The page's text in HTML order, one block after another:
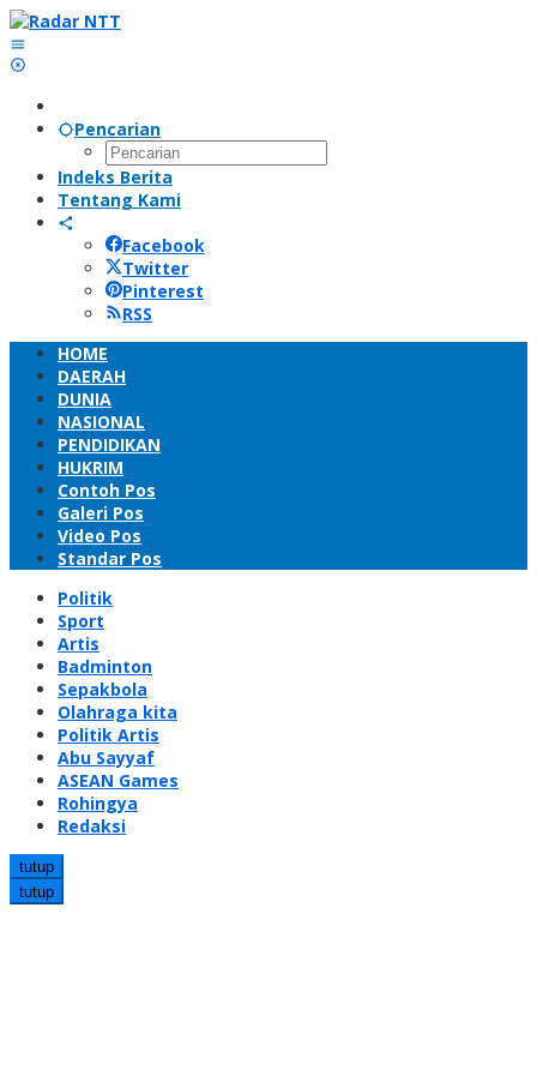
Lewati
ke
konten
Pencarian
Indeks Berita
Tentang Kami
Facebook
Twitter
Pinterest
RSS
HOME
DAERAH
DUNIA
NASIONAL
PENDIDIKAN
HUKRIM
Contoh Pos
Galeri Pos
Video Pos
Standar Pos
Politik
Sport
Artis
Badminton
Sepakbola
Olahraga kita
Politik Artis
Abu Sayyaf
ASEAN Games
Rohingya
Redaksi
tutup
tutup